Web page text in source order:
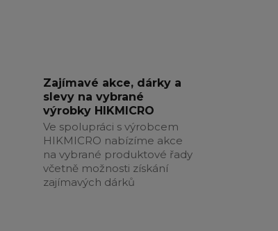
Zajímavé akce, dárky a
slevy na vybrané
výrobky HIKMICRO
Ve spolupráci s výrobcem
HIKMICRO nabízíme akce
na vybrané produktové řady
včetně možnosti získání
zajímavých dárků